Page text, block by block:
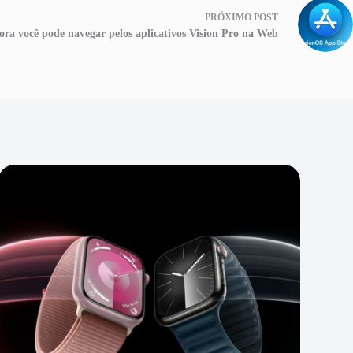
PRÓXIMO POST
você pode navegar pelos aplicativos Vision Pro na Web